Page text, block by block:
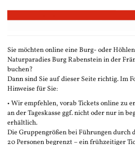
Zum
Haupt-
Sie möchten online eine Burg- oder
Naturparadies Burg Rabenstein in der
buchen?
Dann sind Sie auf dieser Seite richtig. Im
Hinweise für Sie:
• Wir empfehlen, vorab Tickets online zu
an der Tageskasse ggf. nicht oder nur in
erhältlich.
Die Gruppengrößen bei Führungen durch
20 Personen begrenzt – ein frühzeitiger